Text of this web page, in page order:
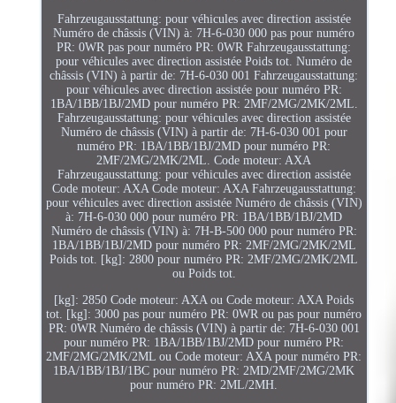
Fahrzeugausstattung: pour véhicules avec direction assistée
Numéro de châssis (VIN) à: 7H-6-030 000 pas pour numéro
PR: 0WR pas pour numéro PR: 0WR Fahrzeugausstattung:
pour véhicules avec direction assistée Poids tot. Numéro de
châssis (VIN) à partir de: 7H-6-030 001 Fahrzeugausstattung:
pour véhicules avec direction assistée pour numéro PR:
1BA/1BB/1BJ/2MD pour numéro PR: 2MF/2MG/2MK/2ML.
Fahrzeugausstattung: pour véhicules avec direction assistée
Numéro de châssis (VIN) à partir de: 7H-6-030 001 pour
numéro PR: 1BA/1BB/1BJ/2MD pour numéro PR:
2MF/2MG/2MK/2ML. Code moteur: AXA
Fahrzeugausstattung: pour véhicules avec direction assistée
Code moteur: AXA Code moteur: AXA Fahrzeugausstattung:
pour véhicules avec direction assistée Numéro de châssis (VIN)
à: 7H-6-030 000 pour numéro PR: 1BA/1BB/1BJ/2MD
Numéro de châssis (VIN) à: 7H-B-500 000 pour numéro PR:
1BA/1BB/1BJ/2MD pour numéro PR: 2MF/2MG/2MK/2ML
Poids tot. [kg]: 2800 pour numéro PR: 2MF/2MG/2MK/2ML
ou Poids tot.
[kg]: 2850 Code moteur: AXA ou Code moteur: AXA Poids
tot. [kg]: 3000 pas pour numéro PR: 0WR ou pas pour numéro
PR: 0WR Numéro de châssis (VIN) à partir de: 7H-6-030 001
pour numéro PR: 1BA/1BB/1BJ/2MD pour numéro PR:
2MF/2MG/2MK/2ML ou Code moteur: AXA pour numéro PR:
1BA/1BB/1BJ/1BC pour numéro PR: 2MD/2MF/2MG/2MK
pour numéro PR: 2ML/2MH.